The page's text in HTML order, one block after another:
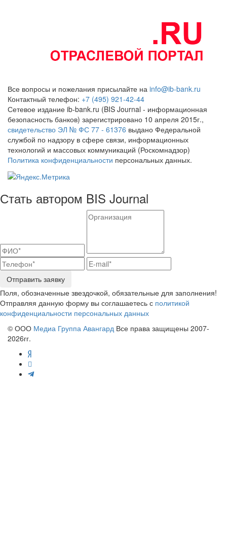
Все вопросы и пожелания присылайте на info@ib-bank.ru
Контактный телефон: +7 (495) 921-42-44
Сетевое издание ib-bank.ru (BIS Journal - информационная
безопасность банков) зарегистрировано 10 апреля 2015г.,
свидетельство ЭЛ № ФС 77 - 61376 выдано Федеральной
службой по надзору в сфере связи, информационных
технологий и массовых коммуникаций (Роскомнадзор)
Политика конфиденциальности персональных данных.
Стать автором BIS Journal
Отправить заявку
Поля, обозначенные звездочкой, обязательные для заполнения!
Отправляя данную форму вы соглашаетесь с политикой
конфиденциальности персональных данных
© ООО Медиа Группа Авангард Все права защищены 2007-
2026гг.